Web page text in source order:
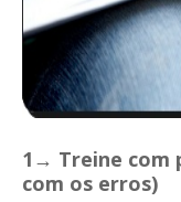
1→ Treine com
com os erros)